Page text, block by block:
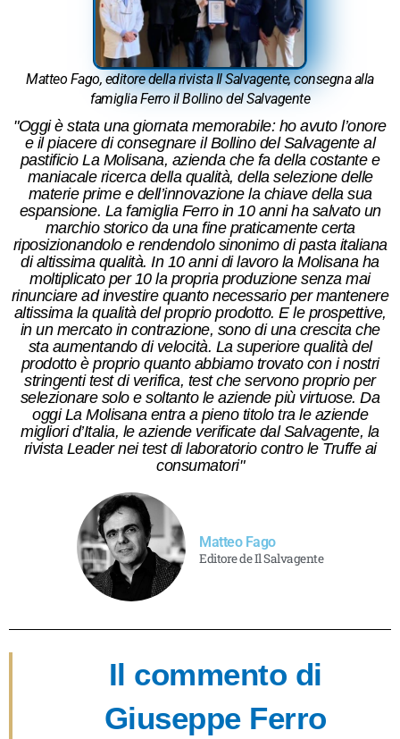
Matteo Fago, editore della rivista Il Salvagente, consegna alla
famiglia Ferro il Bollino del Salvagente
"Oggi è stata una giornata memorabile: ho avuto l’onore
e il piacere di consegnare il Bollino del Salvagente al
pastificio La Molisana, azienda che fa della costante e
maniacale ricerca della qualità, della selezione delle
materie prime e dell’innovazione la chiave della sua
espansione. La famiglia Ferro in 10 anni ha salvato un
marchio storico da una fine praticamente certa
riposizionandolo e rendendolo sinonimo di pasta italiana
di altissima qualità. In 10 anni di lavoro la Molisana ha
moltiplicato per 10 la propria produzione senza mai
rinunciare ad investire quanto necessario per mantenere
altissima la qualità del proprio prodotto. E le prospettive,
in un mercato in contrazione, sono di una crescita che
sta aumentando di velocità. La superiore qualità del
prodotto è proprio quanto abbiamo trovato con i nostri
stringenti test di verifica, test che servono proprio per
selezionare solo e soltanto le aziende più virtuose. Da
oggi La Molisana entra a pieno titolo tra le aziende
migliori d’Italia, le aziende verificate dal Salvagente, la
rivista Leader nei test di laboratorio contro le Truffe ai
consumatori"
Matteo Fago
Editore de Il Salvagente
Il commento di
Giuseppe Ferro